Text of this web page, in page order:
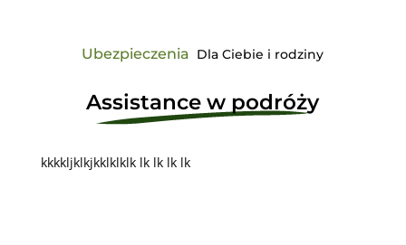
Ubezpieczenia Dla Ciebie i rodziny
Assistance w podróży
kkkkljklkjkklklklk lk lk lk lk